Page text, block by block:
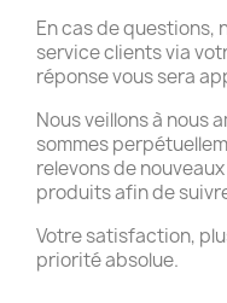
En cas de questions,
service clients via
réponse vous sera
Nous veillons à nous
sommes
relevons de
produits afin de
Votre satisfaction,
priorité absolue.